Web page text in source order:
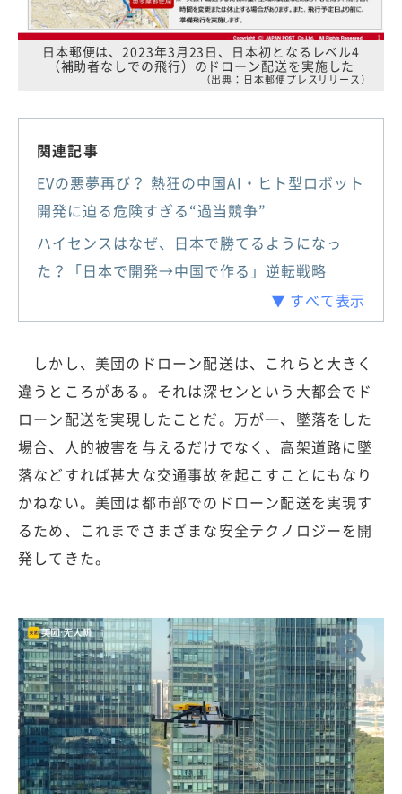
日本郵便は、2023年3月23日、日本初となるレベル4
（補助者なしでの飛行）のドローン配送を実施した
（出典：日本郵便プレスリリース）
関連記事
EVの悪夢再び？ 熱狂の中国AI・ヒト型ロボット
開発に迫る危険すぎる“過当競争”
ハイセンスはなぜ、日本で勝てるようになっ
た？「日本で開発→中国で作る」逆転戦略
▼ すべて表示
しかし、美団のドローン配送は、これらと大きく
違うところがある。それは深センという大都会でド
ローン配送を実現したことだ。万が一、墜落をした
場合、人的被害を与えるだけでなく、高架道路に墜
落などすれば甚大な交通事故を起こすことにもなり
かねない。美団は都市部でのドローン配送を実現す
るため、これまでさまざまな安全テクノロジーを開
発してきた。